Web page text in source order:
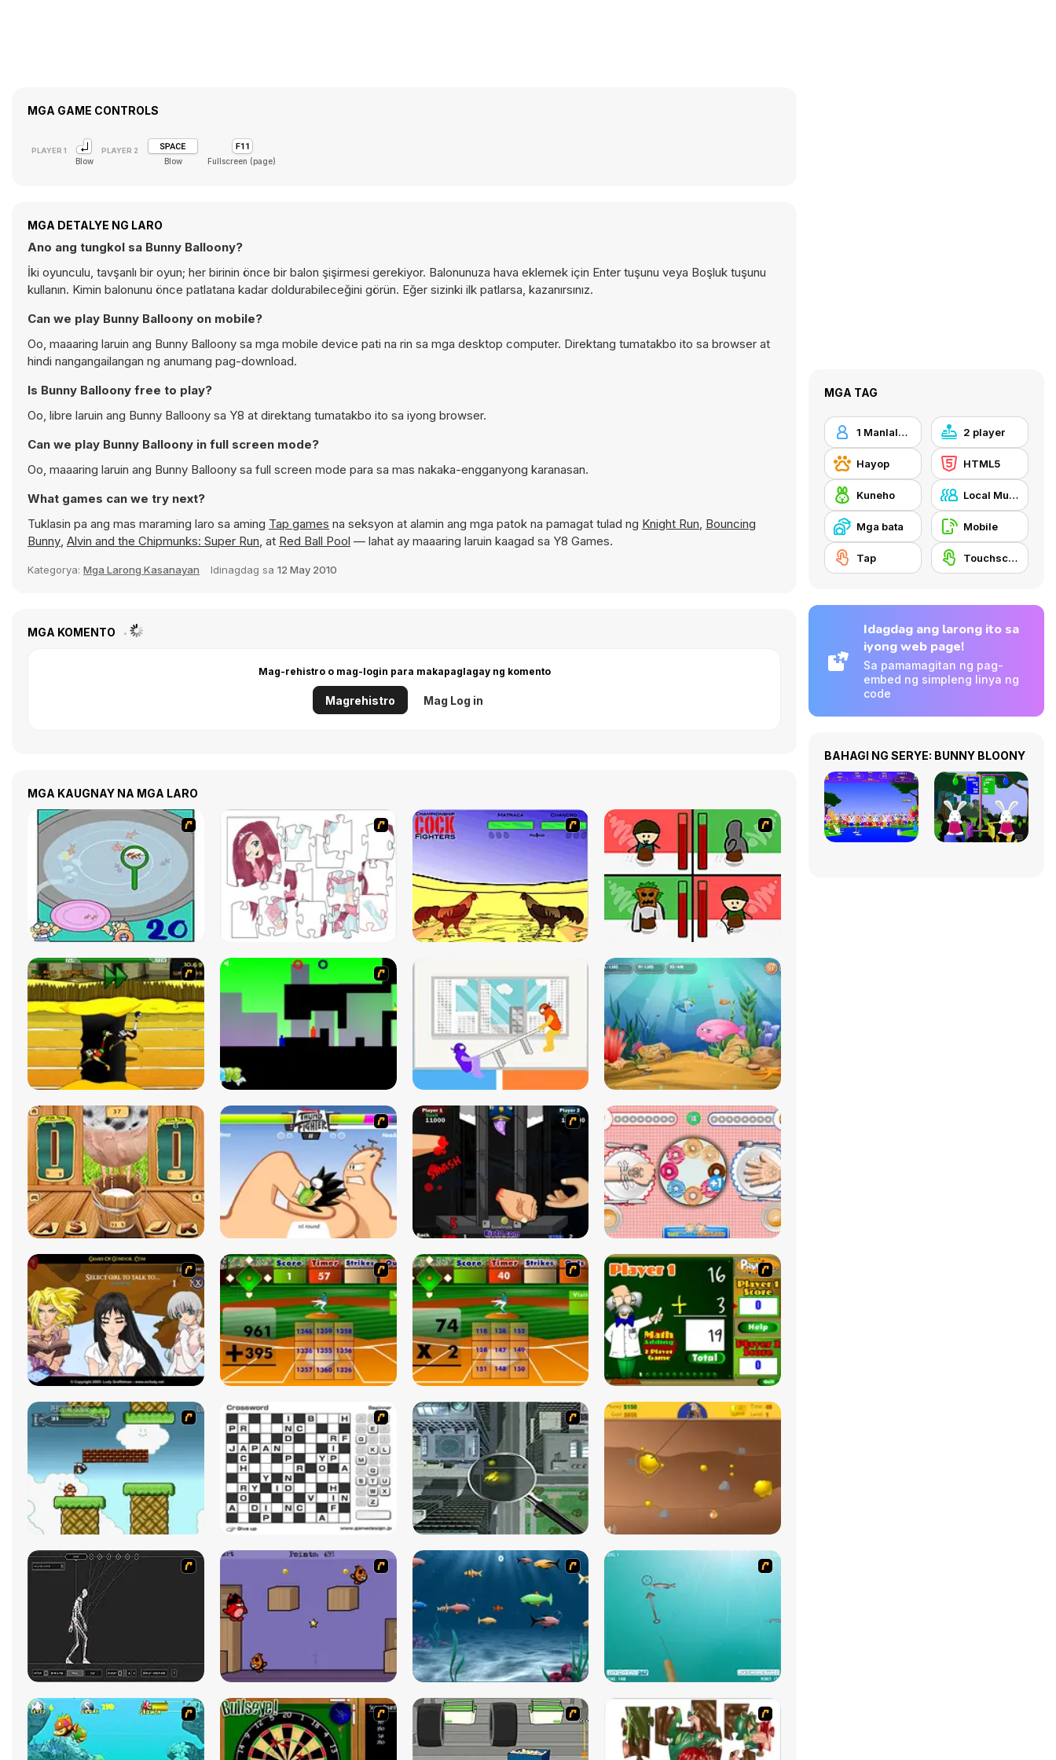
MGA GAME CONTROLS
Blow Blow Fullscreen (page)
MGA DETALYE NG LARO
Ano ang tungkol sa Bunny Balloony?
İki oyunculu, tavşanlı bir oyun; her birinin önce bir balon şişirmesi gerekiyor. Balonunuza hava eklemek için Enter tuşunu veya Boşluk tuşunu
kullanın. Kimin balonunu önce patlatana kadar doldurabileceğini görün. Eğer sizinki ilk patlarsa, kazanırsınız.
Can we play Bunny Balloony on mobile?
Oo, maaaring laruin ang Bunny Balloony sa mga mobile device pati na rin sa mga desktop computer. Direktang tumatakbo ito sa browser at
hindi nangangailangan ng anumang pag-download.
Is Bunny Balloony free to play?
Oo, libre laruin ang Bunny Balloony sa Y8 at direktang tumatakbo ito sa iyong browser.
Can we play Bunny Balloony in full screen mode?
Oo, maaaring laruin ang Bunny Balloony sa full screen mode para sa mas nakaka-engganyong karanasan.
What games can we try next?
Tuklasin pa ang mas maraming laro sa aming Tap games na seksyon at alamin ang mga patok na pamagat tulad ng Knight Run, Bouncing
Bunny, Alvin and the Chipmunks: Super Run, at Red Ball Pool — lahat ay maaaring laruin kaagad sa Y8 Games.
Kategorya: Mga Larong Kasanayan Idinagdag sa 12 May 2010
MGA KOMENTO
Mag-rehistro o mag-login para makapaglagay ng komento
Magrehistro Mag Log in
MGA KAUGNAY NA MGA LARO
MGA TAG
1 Manlalaro 2 player
Hayop HTML5
Kuneho Local Multiplayer
Mga bata Mobile
Tap Touchscreen
Idagdag ang larong ito sa
iyong web page!
Sa pamamagitan ng pag-
embed ng simpleng linya ng
code
BAHAGI NG SERYE: BUNNY BLOONY